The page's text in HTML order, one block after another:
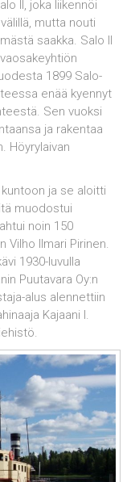
II, joka liikennöi
mutta nouti
saakka. Salo II
1899 Salo-
enää kyennyt
Sen vuoksi
ja rakentaa
Höyrylaivan
ja se aloitti
muodostui
noin 150
Vilho Ilmari Pirinen.
1930-luvulla
Puutavara Oy:n
alus alennettiin
Kajaani I.